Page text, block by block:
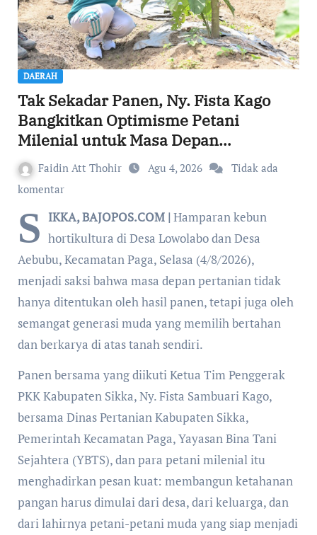
DAERAH
Tak Sekadar Panen, Ny. Fista Kago
Bangkitkan Optimisme Petani
Milenial untuk Masa Depan
Ketahanan Pangan Sikka
Faidin Att Thohir Agu 4, 2026
Tidak ada
komentar
S IKKA, BAJOPOS.COM | Hamparan kebun
hortikultura di Desa Lowolabo dan Desa
Aebubu, Kecamatan Paga, Selasa (4/8/2026),
menjadi saksi bahwa masa depan pertanian tidak
hanya ditentukan oleh hasil panen, tetapi juga oleh
semangat generasi muda yang memilih bertahan
dan berkarya di atas tanah sendiri.
Panen bersama yang diikuti Ketua Tim Penggerak
PKK Kabupaten Sikka, Ny. Fista Sambuari Kago,
bersama Dinas Pertanian Kabupaten Sikka,
Pemerintah Kecamatan Paga, Yayasan Bina Tani
Sejahtera (YBTS), dan para petani milenial itu
menghadirkan pesan kuat: membangun ketahanan
pangan harus dimulai dari desa, dari keluarga, dan
dari lahirnya petani-petani muda yang siap menjadi